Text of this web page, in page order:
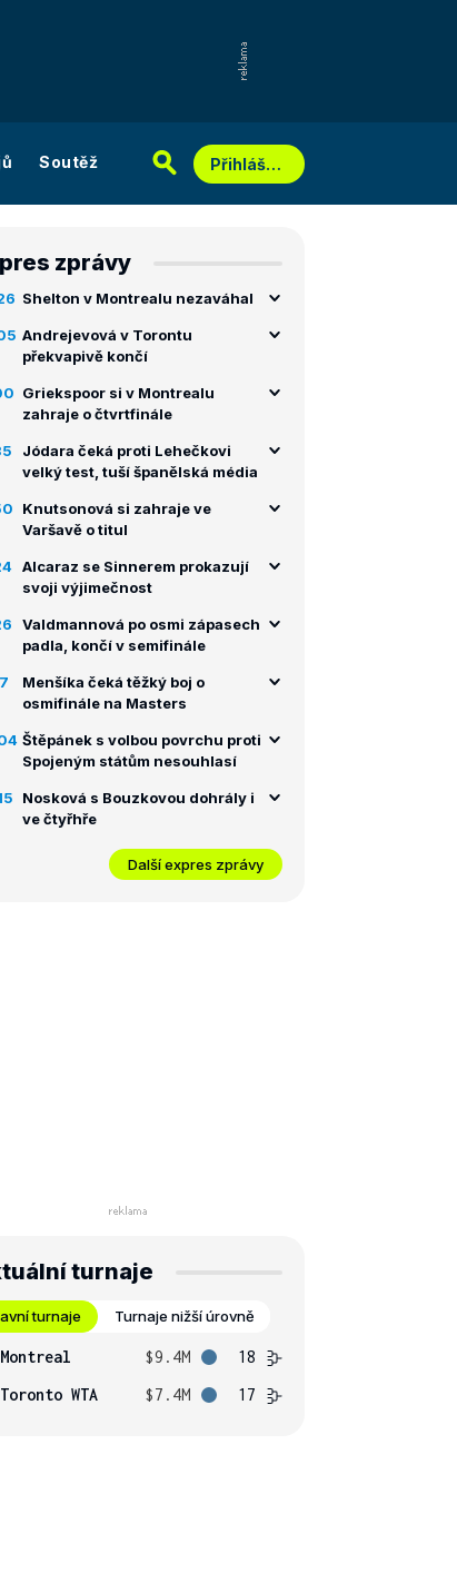
Soutěž Přihlášení
zprávy
Shelton v Montrealu nezaváhal
Andrejevová v Torontu
překvapivě končí
Griekspoor si v Montrealu
zahraje o čtvrtfinále
Jódara čeká proti Lehečkovi
velký test, tuší španělská média
Knutsonová si zahraje ve
Varšavě o titul
Alcaraz se Sinnerem prokazují
svoji výjimečnost
Valdmannová po osmi zápasech
padla, končí v semifinále
Menšíka čeká těžký boj o
osmifinále na Masters
Štěpánek s volbou povrchu proti
Spojeným státům nesouhlasí
Nosková s Bouzkovou dohrály i
ve čtyřhře
Další expres zprávy
turnaje
turnaje Turnaje nižší úrovně
Montreal $9.4M
18
Toronto WTA
$7.4M 17